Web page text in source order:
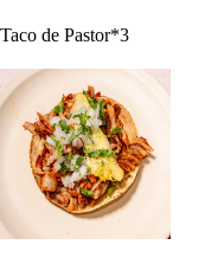
Taco de Pastor*3